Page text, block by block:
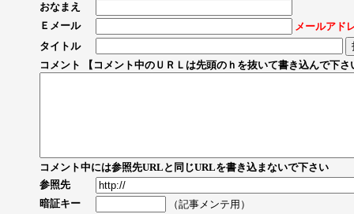
おなまえ
Ｅメール
メールアド
タイトル
コメント 【コメント中のＵＲＬは先頭のｈを抜いて書き込んで下さ
コメント中には参照先URLと同じURLを書き込まないで下さい
参照先
暗証キー
（記事メンテ用）